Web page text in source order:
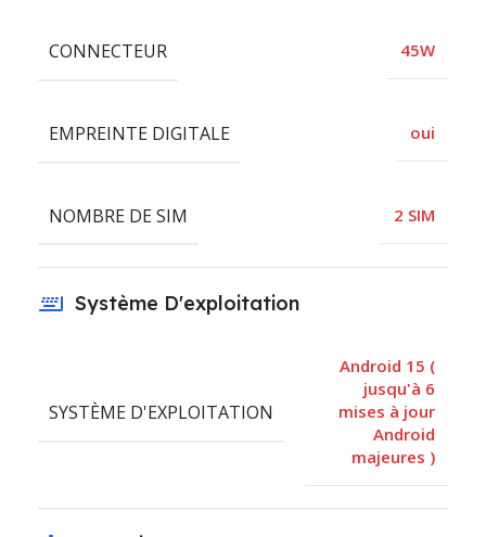
CONNECTEUR 45W
EMPREINTE DIGITALE oui
NOMBRE DE SIM 2 SIM
Système D'exploitation
SYSTÈME D'EXPLOITATION
Android 15 (
jusqu'à 6
mises à jour
Android
majeures )